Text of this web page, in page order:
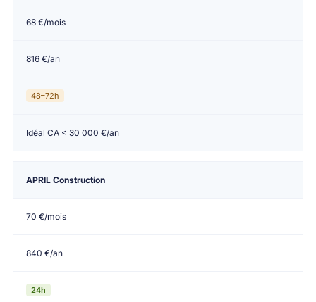
68 €/mois
816 €/an
48–72h
Idéal CA < 30 000 €/an
APRIL Construction
70 €/mois
840 €/an
24h